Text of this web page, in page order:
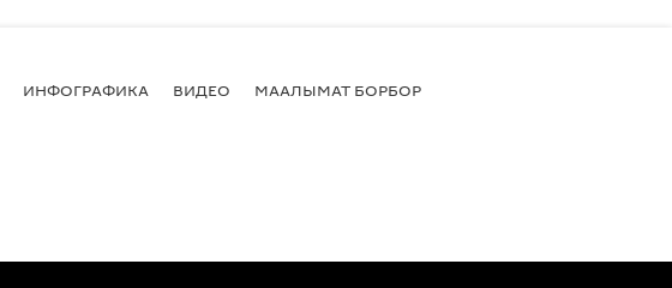
ИНФОГРАФИКА ВИДЕО МААЛЫМАТ БОРБОР